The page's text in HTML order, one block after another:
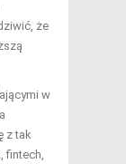
że
w
z tak
fintech,